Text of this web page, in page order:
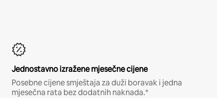
Jednostavno izražene mjesečne cijene
Posebne cijene smještaja za duži boravak i jedna
mjesečna rata bez dodatnih naknada.*